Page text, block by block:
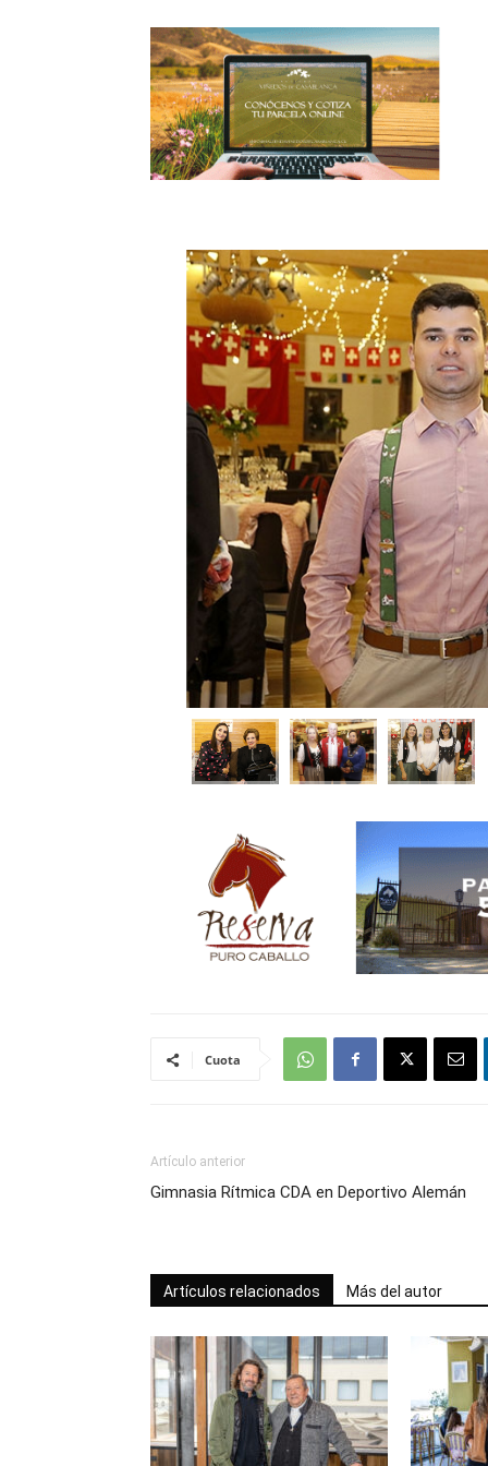
Cuota
Artículo anterior
Gimnasia Rítmica CDA en Deportivo Alemán
Artículos relacionados Más del autor